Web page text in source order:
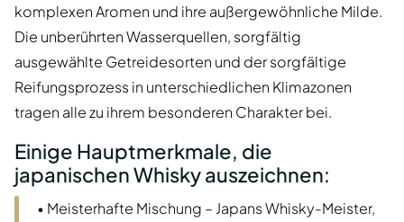
komplexen Aromen und ihre außergewöhnliche Milde.
Die unberührten Wasserquellen, sorgfältig
ausgewählte Getreidesorten und der sorgfältige
Reifungsprozess in unterschiedlichen Klimazonen
tragen alle zu ihrem besonderen Charakter bei.
Einige Hauptmerkmale, die
japanischen Whisky auszeichnen:
• Meisterhafte Mischung – Japans Whisky-Meister,